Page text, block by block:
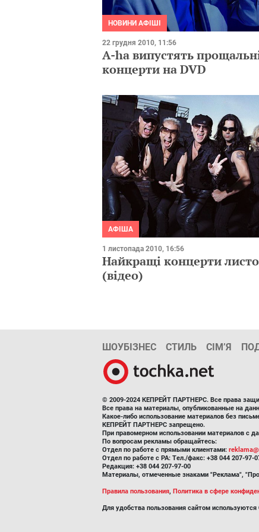
НОВИНИ АФІШІ
22 грудня 2010, 11:56
A-ha випустять
концерти на DVD
АФІША
1 листопада 2010, 16:56
Найкращі концерти
(відео)
ШОУБІЗНЕС СТИЛЬ СІМ’Я
© 2009-2024 КЕПРЕЙТ ПАРТНЕРС. Все права
Все права на материалы, опубликованные на
Какое-либо использование материалов без
КЕПРЕЙТ ПАРТНЕРС запрещено.
При правомерном использовании материалов с
По вопросам рекламы обращайтесь:
Отдел по работе с прямыми клиентами:
Отдел по работе с РА: Тел./факс: +38 044 207-97-
Редакция: +38 044 207-97-00
Материалы, отмеченные знаками "Реклама",
Правила пользования, Политика в сфере
Для удобства пользования сайтом используются